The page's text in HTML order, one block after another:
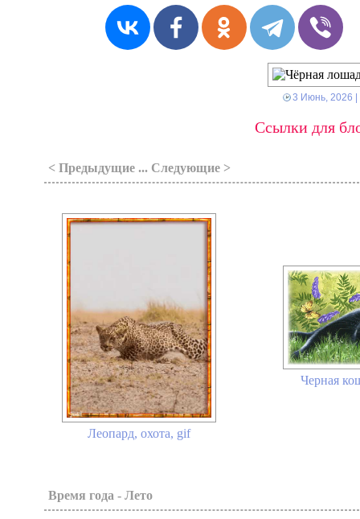
3 Июнь, 2026
Ссылки для
< Предыдущие ... Следующие >
Леопард, охота, gif
Черная
Время года - Лето